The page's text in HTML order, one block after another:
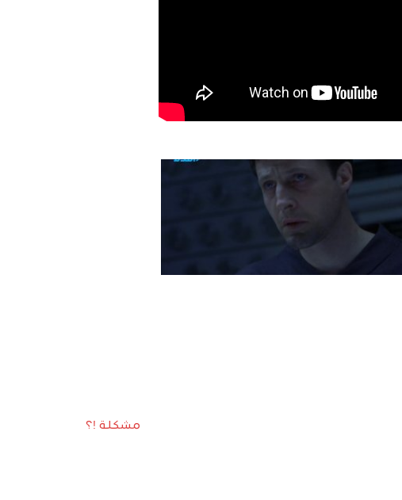
مشكلة !؟